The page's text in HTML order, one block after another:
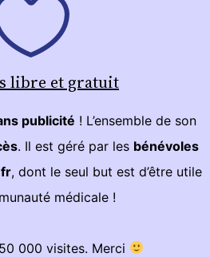
libre et gratuit
publicité ! L’ensemble de son
. Il est géré par les bénévoles
, dont le seul but est d’être utile
médicale !
000 visites. Merci